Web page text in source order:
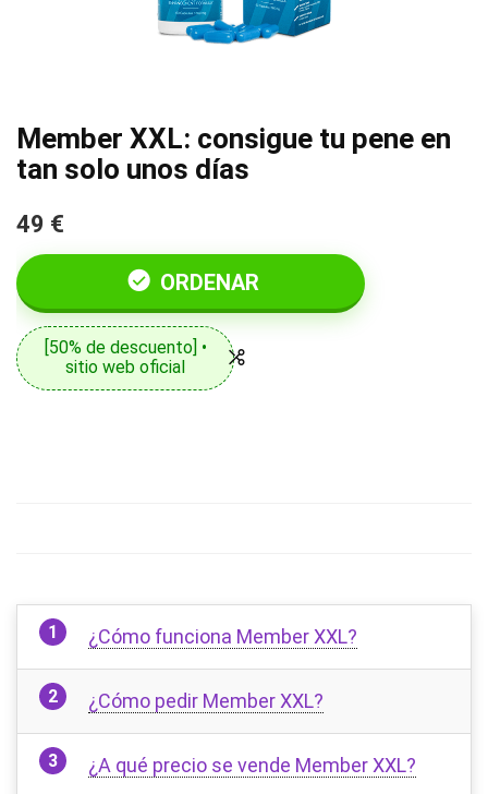
Member XXL: consigue tu pene en
tan solo unos días
49 €
ORDENAR
[50% de descuento] •
sitio web oficial
¿Cómo funciona Member XXL?
¿Cómo pedir Member XXL?
¿A qué precio se vende Member XXL?